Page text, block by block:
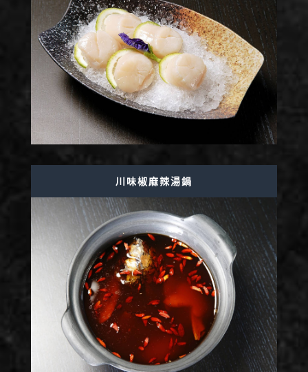
川味椒麻辣湯鍋